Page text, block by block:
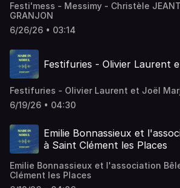
Festi'mess - Messimy - Christèle
GRANJON
6/26/26 • 03:14
Festifuries - Olivier Laurent
Festifuries - Olivier Laurent et Joël
6/19/26 • 04:30
Emilie Bonnassieux et
à Saint Clément les Places
Emilie Bonnassieux et l'association
Clément les Places